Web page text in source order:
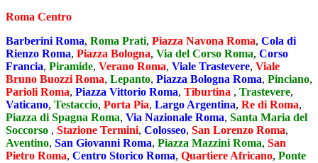
Roma Centro
Barberini Roma, Roma Prati, Piazza Navona Roma, Cola di
Rienzo Roma, Piazza Bologna, Via del Corso Roma, Corso
Francia, Piramide, Verano Roma, Viale Trastevere, Viale
Bruno Buozzi Roma, Lepanto, Piazza Bologna Roma, Pinciano,
Parioli Roma, Piazza Vittorio Roma, Tiburtina , Trastevere,
Vaticano, Testaccio, Porta Pia, Largo Argentina, Re di Roma,
Piazza di Spagna Roma, Via Nazionale Roma, Santa Maria del
Soccorso , Stazione Termini, Colosseo, San Lorenzo Roma,
Aventino, San Giovanni Roma, Piazza Mazzini Roma, San
Pietro Roma, Centro Storico Roma, Quartiere Africano, Ponte